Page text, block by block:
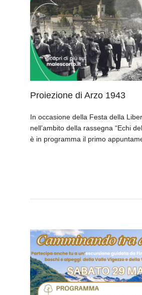
Proiezione di Arzo 1943
In occasione della Festa della
nell’ambito della rassegna “Echi
è in programma il primo